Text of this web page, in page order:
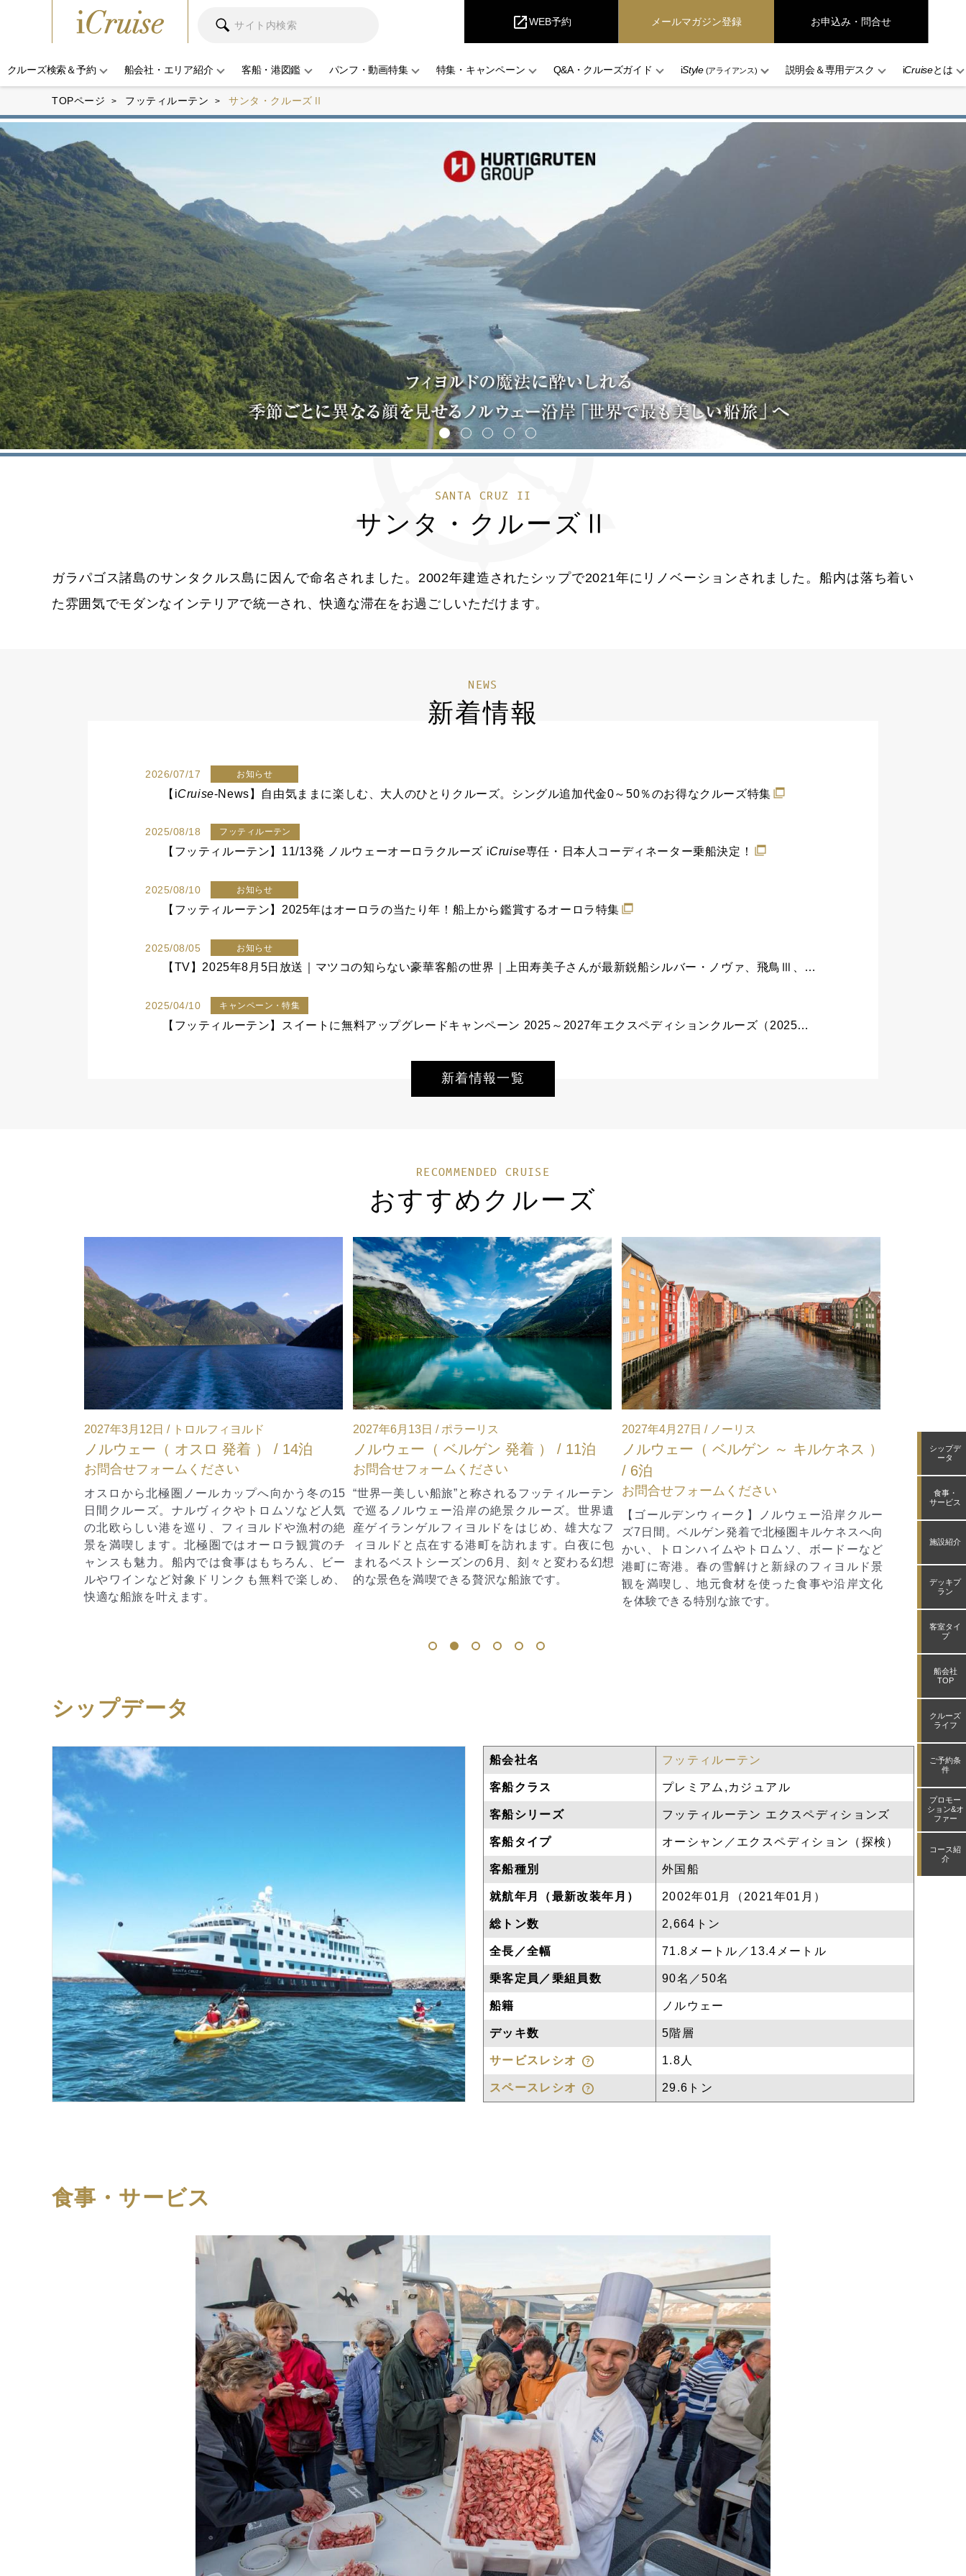
シップデ
ータ
食事・
サービス
施設紹介
デッキプ
ラン
客室タイ
プ
船会社
TOP
クルーズ
ライフ
ご予約条
件
プロモー
ション&オ
ファー
コース紹
介
open_in_newWEB予約 メールマガジン登録 お申込み・問合せ
クルーズ検索＆予約 船会社・エリア紹介 客船・港図鑑 パンフ・動画特集 特集・キャンペーン Q&A・クルーズガイド iStyle(アライアンス) 説明会＆専用デスク iCruiseとは
TOPページ フッティルーテン サンタ・クルーズⅡ
1 2 3 4 5
SANTA CRUZ II
サンタ・クルーズⅡ
ガラパゴス諸島のサンタクルス島に因んで命名されました。2002年建造されたシップで2021年にリノベーションされました。船内は落ち着い
た雰囲気でモダンなインテリアで統一され、快適な滞在をお過ごしいただけます。
NEWS
新着情報
2026/07/17 お知らせ
【 iCruise-News】自由気ままに楽しむ、大人のひとりクルーズ。シングル追加代金0～50％のお得なクルーズ特集
2025/08/18 フッティルーテン
【フッティルーテン】11/13発 ノルウェーオーロラクルーズ iCruise専任・日本人コーディネーター乗船決定！
2025/08/10 お知らせ
【フッティルーテン】2025年はオーロラの当たり年！船上から鑑賞するオーロラ特集
2025/08/05 お知らせ
【TV】2025年8月5日放送｜マツコの知らない豪華客船の世界｜上田寿美子さんが最新鋭船シルバー・ノヴァ、飛鳥Ⅲ、世界最大客船アイコン・オブ・ザ・シーズに乗船取材！
2025/04/10 キャンペーン・特集
【フッティルーテン】スイートに無料アップグレードキャンペーン 2025～2027年エクスペディションクルーズ（2025年6月27日まで）
新着情報一覧
RECOMMENDED CRUISE
おすすめクルーズ
へ向かう冬の15
ロムソなど人気
ルドや漁村の絶
ーロラ観賞のチ
もちろん、ビー
無料で楽しめ、
2027年6月13日 / ポラーリス
ノルウェー（ ベルゲン 発着 ） / 11泊
お問合せフォームください
“世界一美しい船旅”と称されるフッティルーテン
で巡るノルウェー沿岸の絶景クルーズ。世界遺
産ゲイランゲルフィヨルドをはじめ、雄大なフ
ィヨルドと点在する港町を訪れます。白夜に包
まれるベストシーズンの6月、刻々と変わる幻想
的な景色を満喫できる贅沢な船旅です。
2027年4月27日 / ノーリス
ノルウェー（ ベルゲン ～ キルケネス ）
/ 6泊
お問合せフォームください
【ゴールデンウィーク】ノルウェー沿岸クルー
ズ7日間。ベルゲン発着で北極圏キルケネスへ向
かい、トロンハイムやトロムソ、ボードーなど
港町に寄港。春の雪解けと新緑のフィヨルド景
観を満喫し、地元食材を使った食事や沿岸文化
2027年12月23日 / ポラーリス
ノルウェー（ キルケネス ～ ベルゲン ）
/ 5泊
お問合せフォームください
【クリスマスにオーロラ鑑賞】大人気のノルウ
ェー沿岸急行船、北極圏から南へ向かう南行き5
泊クルーズ。荒々しい北部から緑豊かな南部へ
と移ろう自然を楽しめます。セロイスンデやラ
フテスンデ、セブンシスターズなど航路屈指の
絶景を日中に航行し、フィヨルドの美景を満喫
2027年
ノルウ
お問合
ャンス
港。ヨ
ールカ
1 2 3 4 5 6
シップデータ
船会社名 フッティルーテン
客船クラス プレミアム,カジュアル
客船シリーズ フッティルーテン エクスペディションズ
客船タイプ オーシャン／エクスペディション（探検）
客船種別 外国船
就航年月（最新改装年月） 2002年01月（2021年01月）
総トン数 2,664トン
全長／全幅 71.8メートル／13.4メートル
乗客定員／乗組員数 90名／50名
船籍 ノルウェー
デッキ数 5階層
サービスレシオ 1.8人
スペースレシオ 29.6トン
食事・サービス